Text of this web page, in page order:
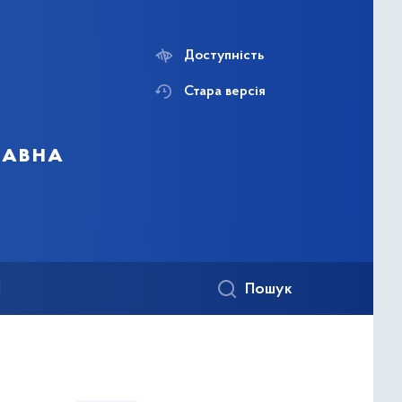
Доступність
Стара версія
Пошук